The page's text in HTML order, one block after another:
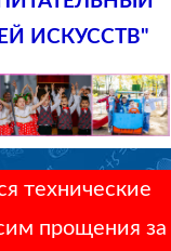
ИСКУССТВ"
технические
прощения за